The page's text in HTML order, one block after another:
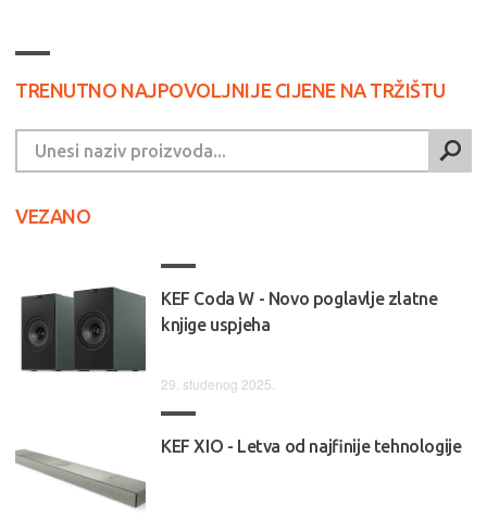
TRENUTNO NAJPOVOLJNIJE CIJENE NA TRŽIŠTU
VEZANO
KEF Coda W - Novo poglavlje zlatne
knjige uspjeha
29. studenog 2025.
KEF XIO - Letva od najfinije tehnologije